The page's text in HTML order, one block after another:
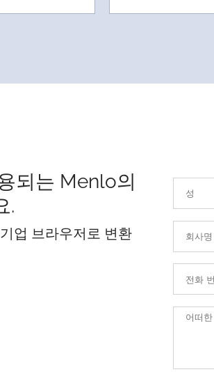
되는 Menlo의
.
업 브라우저로 변환